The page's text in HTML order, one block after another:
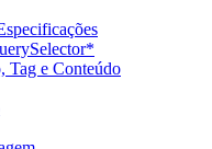
Tag e Conteúdo